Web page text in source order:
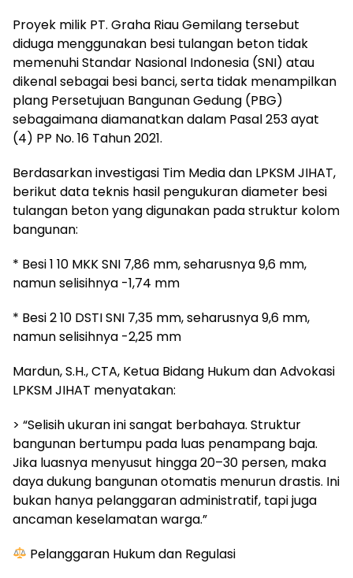
Proyek milik PT. Graha Riau Gemilang tersebut
diduga menggunakan besi tulangan beton tidak
memenuhi Standar Nasional Indonesia (SNI) atau
dikenal sebagai besi banci, serta tidak menampilkan
plang Persetujuan Bangunan Gedung (PBG)
sebagaimana diamanatkan dalam Pasal 253 ayat
(4) PP No. 16 Tahun 2021.
Berdasarkan investigasi Tim Media dan LPKSM JIHAT,
berikut data teknis hasil pengukuran diameter besi
tulangan beton yang digunakan pada struktur kolom
bangunan:
* Besi 1 10 MKK SNI 7,86 mm, seharusnya 9,6 mm,
namun selisihnya -1,74 mm
* Besi 2 10 DSTI SNI 7,35 mm, seharusnya 9,6 mm,
namun selisihnya -2,25 mm
Mardun, S.H., CTA, Ketua Bidang Hukum dan Advokasi
LPKSM JIHAT menyatakan:
> “Selisih ukuran ini sangat berbahaya. Struktur
bangunan bertumpu pada luas penampang baja.
Jika luasnya menyusut hingga 20–30 persen, maka
daya dukung bangunan otomatis menurun drastis. Ini
bukan hanya pelanggaran administratif, tapi juga
ancaman keselamatan warga.”
Pelanggaran Hukum dan Regulasi